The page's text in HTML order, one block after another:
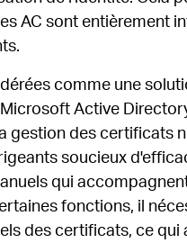
AC sont entièrement
comme une
Active
gestion des certificats
soucieux
qui
fonctions, il
des certificats, ce qui